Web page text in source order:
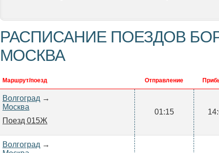
РАСПИСАНИЕ ПОЕЗДОВ
МОСКВА
Маршрут/поезд Отправление
Волгоград →
Москва
Поезд 015Ж
01:15
Волгоград →